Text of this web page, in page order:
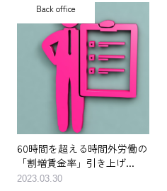
Back office
60時間を超える時間外労働の
「割増賃金率」引き上げ...
2023.03.30